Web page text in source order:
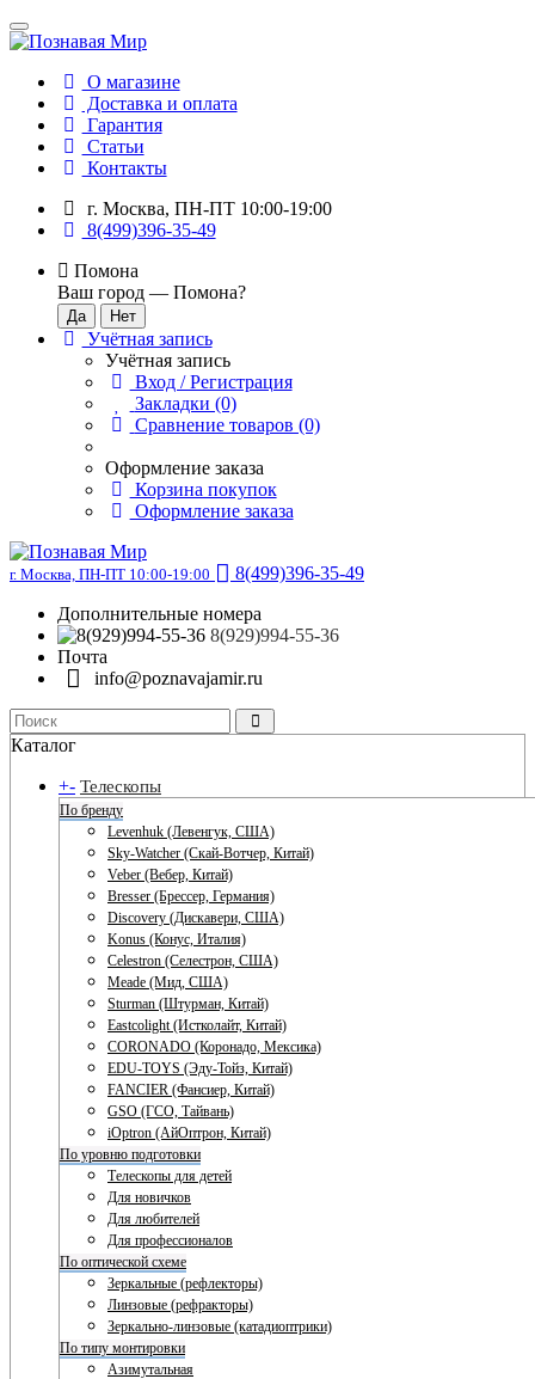
О магазине
Доставка и оплата
Гарантия
Статьи
Контакты
г. Москва, ПН-ПТ 10:00-19:00
8(499)396-35-49
Помона
Ваш город — Помона?
Учётная запись
Учётная запись
Вход / Регистрация
Закладки (0)
Сравнение товаров (0)
Оформление заказа
Корзина покупок
Оформление заказа
г. Москва, ПН-ПТ 10:00-19:00
8(499)396-35-49
Дополнительные номера
8(929)994-55-36
Почта
info@poznavajamir.ru
Каталог
+- Телескопы
По бренду
Levenhuk (Левенгук, США)
Sky-Watcher (Скай-Вотчер, Китай)
Veber (Вебер, Китай)
Bresser (Брессер, Германия)
Discovery (Дискавери, США)
Konus (Конус, Италия)
Celestron (Селестрон, США)
Meade (Мид, США)
Sturman (Штурман, Китай)
Eastcolight (Истколайт, Китай)
CORONADO (Коронадо, Мексика)
EDU-TOYS (Эду-Тойз, Китай)
FANCIER (Фансиер, Китай)
GSO (ГСО, Тайвань)
iOptron (АйОптрон, Китай)
По уровню подготовки
Телескопы для детей
Для новичков
Для любителей
Для профессионалов
По оптической схеме
Зеркальные (рефлекторы)
Линзовые (рефракторы)
Зеркально-линзовые (катадиоптрики)
По типу монтировки
Азимутальная